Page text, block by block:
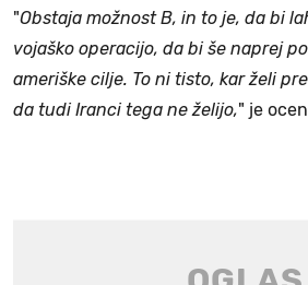
"Obstaja možnost B, in to je, da bi
vojaško operacijo, da bi še naprej
ameriške cilje. To ni tisto, kar želi
da tudi Iranci tega ne želijo," je